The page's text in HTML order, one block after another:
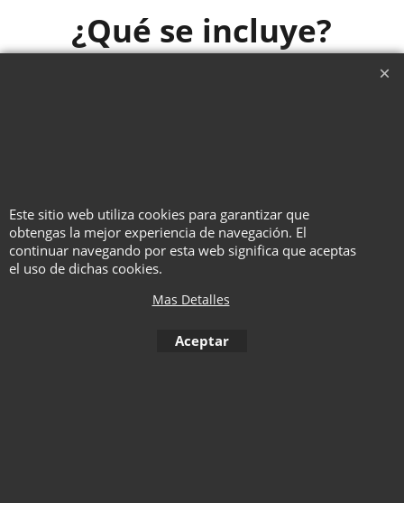
¿Qué se incluye?
se subtitula nada, solo hay
que seguir las imágenes).
Este sitio web utiliza cookies para garantizar que
obtengas la mejor experiencia de navegación. El
continuar navegando por esta web significa que aceptas
el uso de dichas cookies.
Mas Detalles
Aceptar